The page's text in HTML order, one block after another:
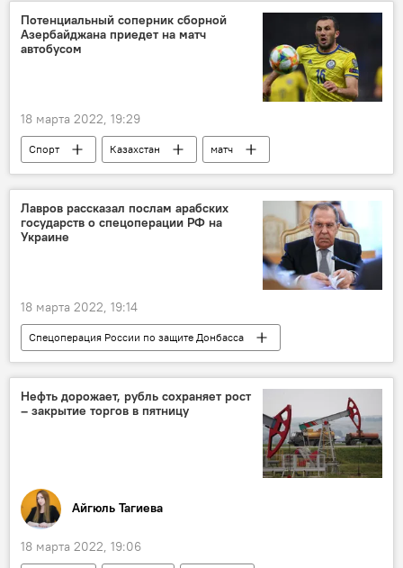
Владимир Мединский
Потенциальный соперник сборной
Азербайджана приедет на матч
автобусом
18 марта 2022, 19:29
Спорт Казахстан
матч
Лига наций UEFA
Лига наций УЕФА
Азербайджан
Лавров рассказал послам арабских
государств о спецоперации РФ на
Украине
18 марта 2022, 19:14
Спецоперация России по защите Донбасса
Россия
Украина
Нефть дорожает, рубль сохраняет рост
– закрытие торгов в пятницу
Айгюль Тагиева
18 марта 2022, 19:06